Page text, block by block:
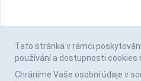
Tato stránka v rámci
používání a dostupnosti
Chráníme Vaše osobní údaje v